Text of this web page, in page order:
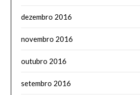
dezembro 2016
novembro 2016
outubro 2016
setembro 2016